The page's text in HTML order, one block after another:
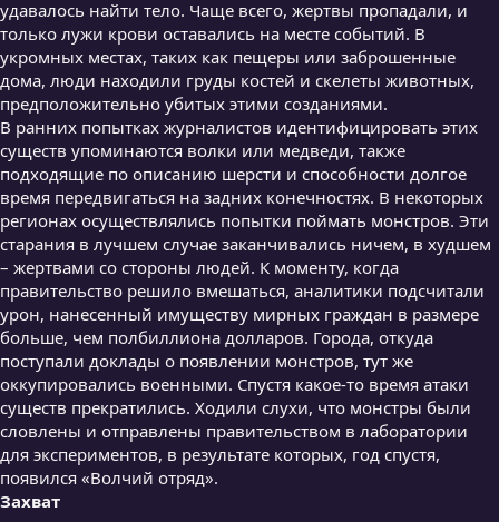
удавалось найти тело. Чаще всего, жертвы пропадали, и
только лужи крови оставались на месте событий. В
укромных местах, таких как пещеры или заброшенные
дома, люди находили груды костей и скелеты животных,
предположительно убитых этими созданиями.
В ранних попытках журналистов идентифицировать этих
существ упоминаются волки или медведи, также
подходящие по описанию шерсти и способности долгое
время передвигаться на задних конечностях. В некоторых
регионах осуществлялись попытки поймать монстров. Эти
старания в лучшем случае заканчивались ничем, в худшем
– жертвами со стороны людей. К моменту, когда
правительство решило вмешаться, аналитики подсчитали
урон, нанесенный имуществу мирных граждан в размере
больше, чем полбиллиона долларов. Города, откуда
поступали доклады о появлении монстров, тут же
оккупировались военными. Спустя какое-то время атаки
существ прекратились. Ходили слухи, что монстры были
словлены и отправлены правительством в лаборатории
для экспериментов, в результате которых, год спустя,
появился «Волчий отряд».
Захват